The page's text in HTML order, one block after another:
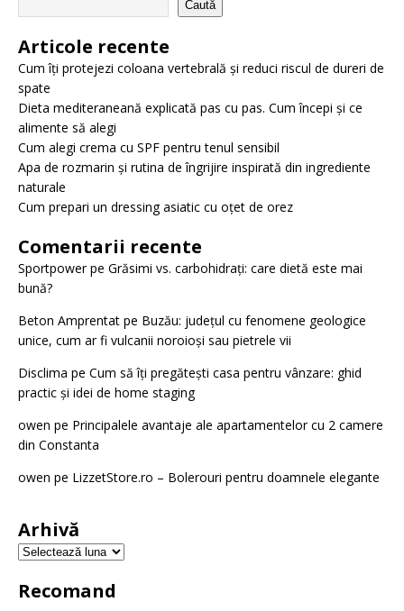
Caută
Articole recente
Cum îți protejezi coloana vertebrală și reduci riscul de dureri de
spate
Dieta mediteraneană explicată pas cu pas. Cum începi și ce
alimente să alegi
Cum alegi crema cu SPF pentru tenul sensibil
Apa de rozmarin și rutina de îngrijire inspirată din ingrediente
naturale
Cum prepari un dressing asiatic cu oțet de orez
Comentarii recente
Sportpowerpe Grăsimi vs. carbohidrați: care dietă este mai
bună?
Beton Amprentat pe Buzău: județul cu fenomene geologice
unice, cum ar fi vulcanii noroioși sau pietrele vii
Disclima pe Cum să îți pregătești casa pentru vânzare: ghid
practic și idei de home staging
owen pe Principalele avantaje ale apartamentelor cu 2 camere
din Constanta
owen pe LizzetStore.ro – Bolerouri pentru doamnele elegante
Arhivă
Recomand